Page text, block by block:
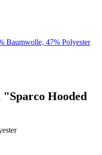
Baumwolle, 47% Polyester
Hooded